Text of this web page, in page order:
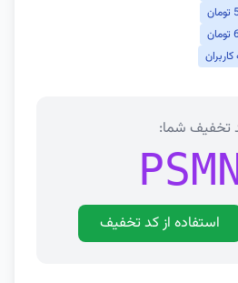
تخفیف شما:
استفاده از کد تخفیف